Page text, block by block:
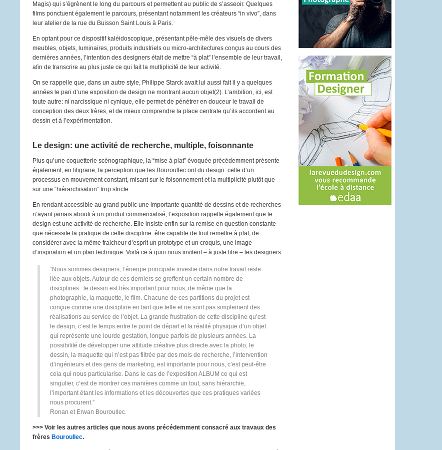
Magis) qui s’égrènent le long du parcours et permettent au public de s’asseoir. Quelques
films ponctuent également le parcours, présentant notamment les créateurs “in vivo”, dans
leur atelier de la rue du Buisson Saint Louis à Paris.
En optant pour ce dispositif kaléidoscopique, présentant pêle-mêle des visuels de divers
meubles, objets, luminaires, produits industriels ou micro-architectures conçus au cours des
dernières années, l’intention des designers était de mettre “à plat” l’ensemble de leur travail,
afin de transcrire au plus juste ce qui fait la multiplicité de leur activité.
On se rappelle que, dans un autre style, Philippe Starck avait lui aussi fait il y a quelques
années le pari d’une exposition de design ne montrant aucun objet(2). L’ambition, ici, est
toute autre: ni narcissique ni cynique, elle permet de pénétrer en douceur le travail de
conception des deux frères, et de mieux comprendre la place centrale qu’ils accordent au
dessin et à l’expérimentation.
Le design: une activité de recherche, multiple, foisonnante
Plus qu’une coquetterie scénographique, la “mise à plat” évoquée précédemment présente
également, en filigrane, la perception que les Bouroullec ont du design: celle d’un
processus en mouvement constant, misant sur le foisonnement et la multiplicité plutôt que
sur une “hiérarchisation” trop stricte.
En rendant accessible au grand public une importante quantité de dessins et de recherches
n’ayant jamais abouti à un produit commercialisé, l’exposition rappelle également que le
design est une activité de recherche. Elle insiste enfin sur la remise en question constante
que nécessite la pratique de cette discipline: être capable de tout remettre à plat, de
considérer avec la même fraicheur d’esprit un prototype et un croquis, une image
d’inspiration et un plan technique. Voilà ce à quoi nous invitent – à juste titre – les designers.
“Nous sommes designers, l’énergie principale investie dans notre travail reste
liée aux objets. Autour de ces derniers se greffent un certain nombre de
disciplines : le dessin est très important pour nous, de même que la
photographie, la maquette, le film. Chacune de ces partitions du projet est
conçue comme une discipline en tant que telle et ne sont pas simplement des
réalisations au service de l’objet. La grande frustration de cette discipline qu’est
le design, c’est le temps entre le point de départ et la réalité physique d’un objet
qui représente une lourde gestation, longue parfois de plusieurs années. La
possibilité de développer une attitude créative plus directe avec la photo, le
dessin, la maquette qui n’est pas filtrée par des mois de recherche, l’intervention
d’ingénieurs et des gens de marketing, est importante pour nous, c’est peut-être
cela qui nous particularise. Dans le cas de l’exposition ALBUM ce qui est
singulier, c’est de montrer ces manières comme un tout, sans hiérarchie,
l’important étant les informations et les découvertes que ces pratiques variées
nous procurent.”
Ronan et Erwan Bouroullec.
>>> Voir les autres articles que nous avons précédemment consacré aux travaux des
frères Bouroullec.